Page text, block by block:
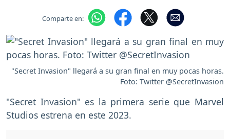
Comparte en:
"Secret Invasion" llegará a su gran final en muy pocas horas.
Foto: Twitter @SecretInvasion
"Secret Invasion" es la primera serie que Marvel
Studios estrena en este 2023.